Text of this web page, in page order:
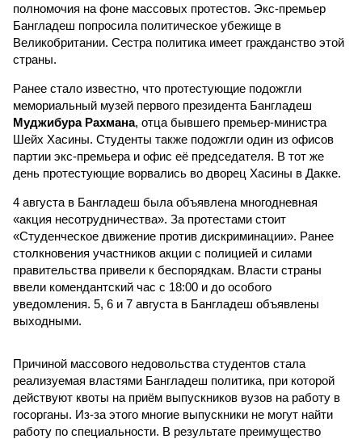
полномочия на фоне массовых протестов. Экс-премьер
Бангладеш попросила политическое убежище в
Великобритании. Сестра политика имеет гражданство этой
страны.
Ранее стало известно, что протестующие подожгли
мемориальный музей первого президента Бангладеш
Муджибура Рахмана, отца бывшего премьер-министра
Шейх Хасины. Студенты также подожгли один из офисов
партии экс-премьера и офис её председателя. В тот же
день протестующие ворвались во дворец Хасины в Дакке.
4 августа в Бангладеш была объявлена многодневная
«акция несотрудничества». За протестами стоит
«Студенческое движение против дискриминации». Ранее
столкновения участников акции с полицией и силами
правительства привели к беспорядкам. Власти страны
ввели комендантский час с 18:00 и до особого
уведомления. 5, 6 и 7 августа в Бангладеш объявлены
выходными.
Причиной массового недовольства студентов стала
реализуемая властями Бангладеш политика, при которой
действуют квоты на приём выпускников вузов на работу в
госорганы. Из-за этого многие выпускники не могут найти
работу по специальности. В результате преимущество